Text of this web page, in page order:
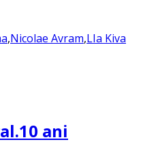
,Nicolae Avram,LIa Kiva
ani